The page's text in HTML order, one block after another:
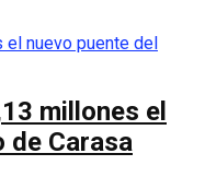
millones el
de Carasa